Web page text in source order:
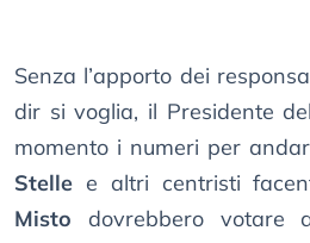
Senza l’apporto dei
dir si voglia, il Presidente
momento i numeri per
Stelle e altri centristi
Misto dovrebbero votare